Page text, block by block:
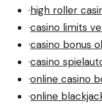
·high roller
·casino limits
·casino bonus
·casino
·online casino
·online